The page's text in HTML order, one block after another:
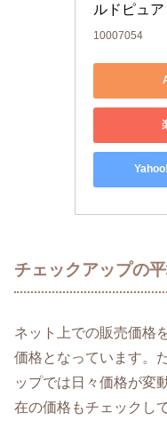
ルドピュ
10007054
チェックアップの
ネット上での販売価格
価格となっています。
ップでは日々価格が変
在の価格もチェックし